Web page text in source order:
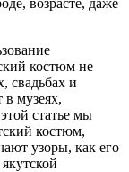
костюм не
свадьбах и
в музеях,
статье мы
костюм,
узоры, как его